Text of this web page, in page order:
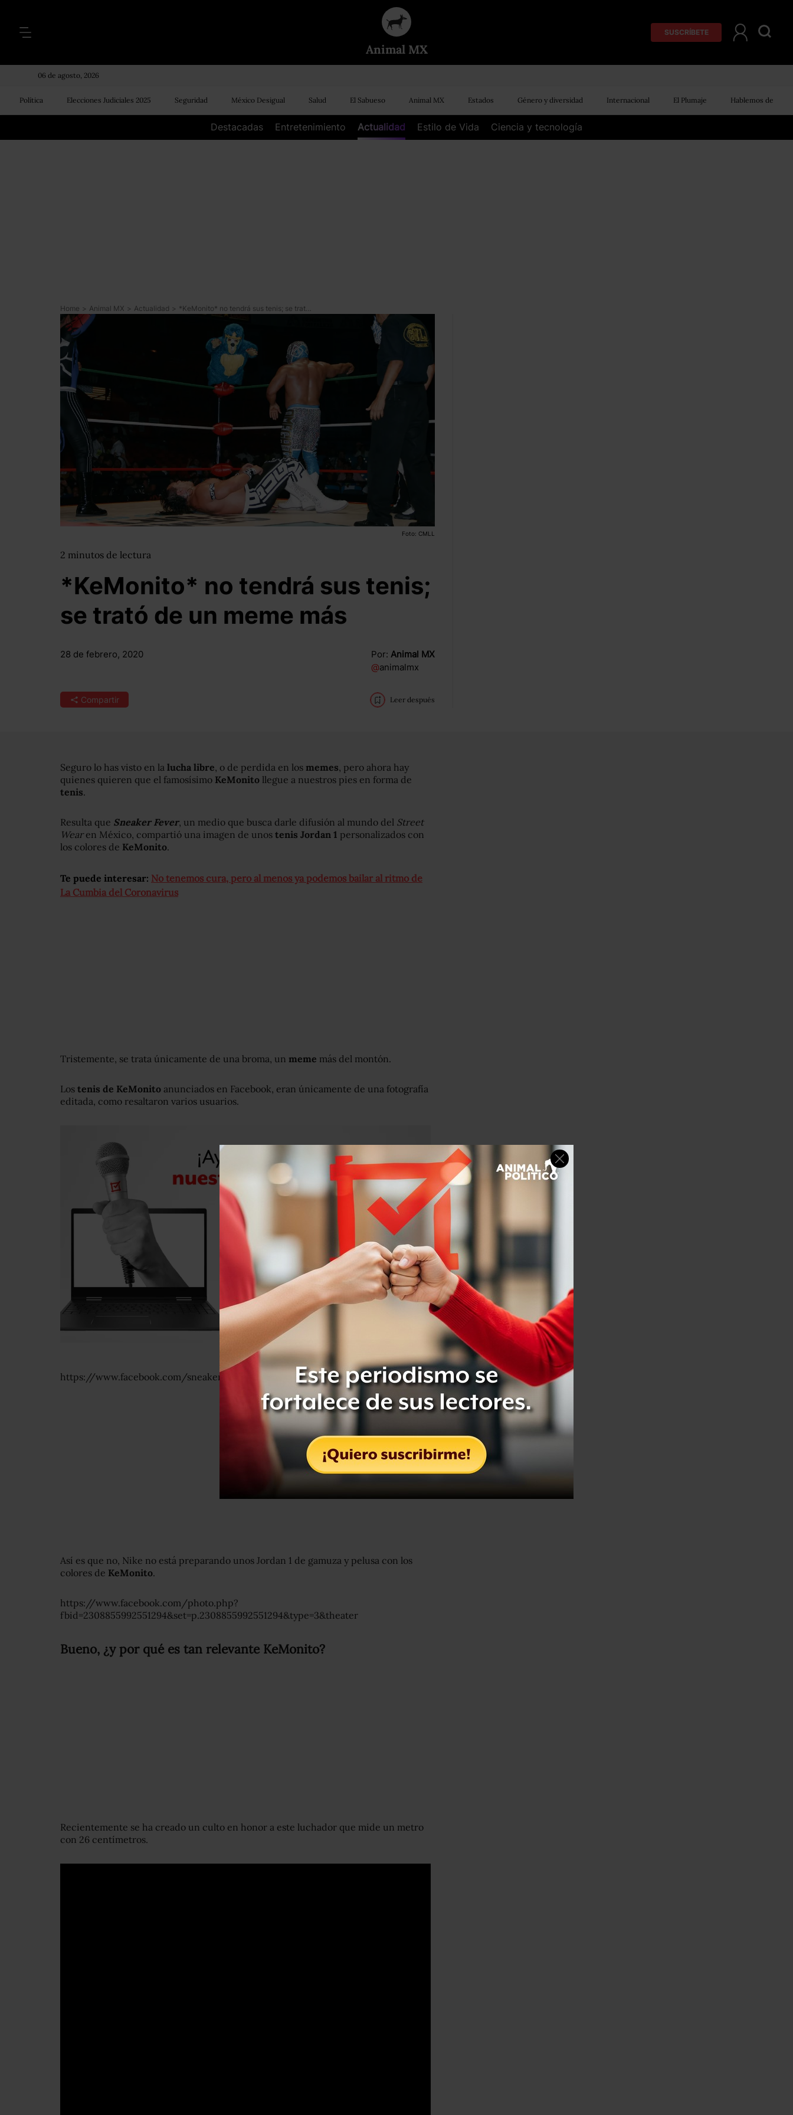
Animal MX
SUSCRÍBETE
06 de agosto, 2026
Política Elecciones Judiciales 2025 Seguridad México Desigual Salud El Sabueso Animal MX Estados Género y diversidad Internacional El Plumaje Hablemos de
Destacadas Entretenimiento Actualidad Estilo de Vida Ciencia y tecnología
Home > Animal MX > Actualidad > *KeMonito* no tendrá sus tenis; se trató de un meme más
Foto: CMLL
2 minutos de lectura
*KeMonito* no tendrá sus tenis;
se trató de un meme más
28 de febrero, 2020 Por: Animal MX
@animalmx
Compartir Leer después
Seguro lo has visto en la lucha libre, o de perdida en los memes, pero ahora hay
quienes quieren que el famosísimo KeMonito llegue a nuestros pies en forma de
tenis.
Resulta que Sneaker Fever, un medio que busca darle difusión al mundo del Street
Wearen México, compartió una imagen de unos tenis Jordan 1 personalizados con
los colores de KeMonito.
Te puede interesar: No tenemos cura, pero al menos ya podemos bailar al ritmo de
La Cumbia del Coronavirus
Tristemente, se trata únicamente de una broma, un meme más del montón.
Los tenis de KeMonito anunciados en Facebook, eran únicamente de una fotografía
editada, como resaltaron varios usuarios.
https://www.facebook.com/sneakerfevermx/posts/2681037562005417
Así es que no, Nike no está preparando unos Jordan 1 de gamuza y pelusa con los
colores de KeMonito.
https://www.facebook.com/photo.php?
fbid=2308855992551294&set=p.2308855992551294&type=3&theater
Bueno, ¿y por qué es tan relevante KeMonito?
Recientemente se ha creado un culto en honor a este luchador que mide un metro
con 26 centímetros.